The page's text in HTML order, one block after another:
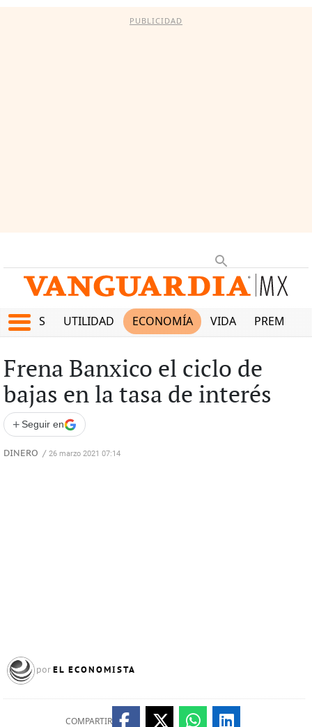
PUBLICIDAD
UTILIDAD ECONOMÍA VIDA PREMIUM
Frena Banxico el ciclo de
bajas en la tasa de interés
+ Seguir en
DINERO / 26 marzo 2021 07:14
por EL ECONOMISTA
COMPARTIR